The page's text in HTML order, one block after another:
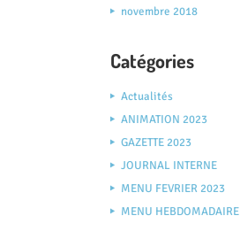
novembre 2018
Catégories
Actualités
ANIMATION 2023
GAZETTE 2023
JOURNAL INTERNE
MENU FEVRIER 2023
MENU HEBDOMADAIRE